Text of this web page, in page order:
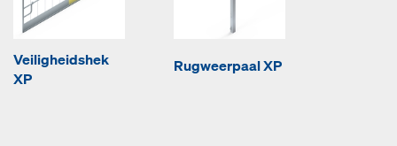
Veiligheidshek
XP
Rugweerpaal XP